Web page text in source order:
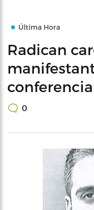
Última Hora
Radican
conferencia
0